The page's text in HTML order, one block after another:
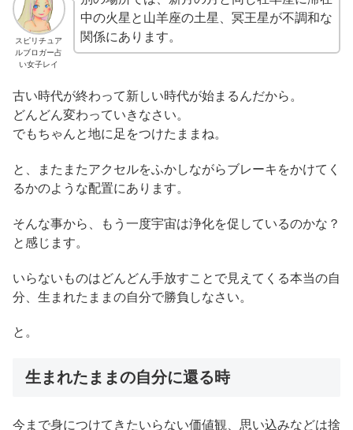
スピリチュア
ルブロガー占
い女子レイ
中の火星と山羊座の土星、冥王星が不調和な
関係にあります。
古い時代が終わって新しい時代が始まるんだから。
どんどん変わっていきなさい。
でもちゃんと地に足をつけたままね。
と、またまたアクセルをふかしながらブレーキをかけてく
るかのような配置にあります。
そんな事から、もう一度宇宙は浄化を促しているのかな？
と感じます。
いらないものはどんどん手放すことで見えてくる本当の自
分、生まれたままの自分で勝負しなさい。
と。
生まれたままの自分に還る時
今まで身につけてきたいらない価値観、思い込みなどは捨